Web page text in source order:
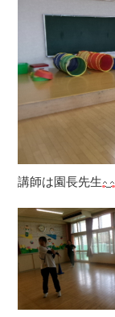
講師は園長先生